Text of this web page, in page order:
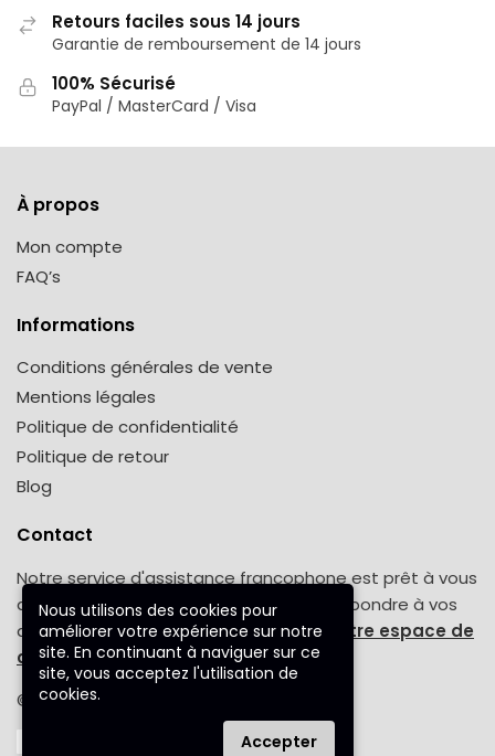
Retours faciles sous 14 jours
Garantie de remboursement de 14 jours
100% Sécurisé
PayPal / MasterCard / Visa
À propos
Mon compte
FAQ’s
Informations
Conditions générales de vente
Mentions légales
Politique de confidentialité
Politique de retour
Blog
Contact
Notre service d'assistance francophone est prêt à vous
aider tout au long de la semaine pour répondre à vos
demandes. Une question ? Venez sur
notre espace de
contact.
© 2023 poncho-femme.fr™
Nous utilisons des cookies pour
améliorer votre expérience sur notre
site. En continuant à naviguer sur ce
site, vous acceptez l'utilisation de
cookies.
Accepter